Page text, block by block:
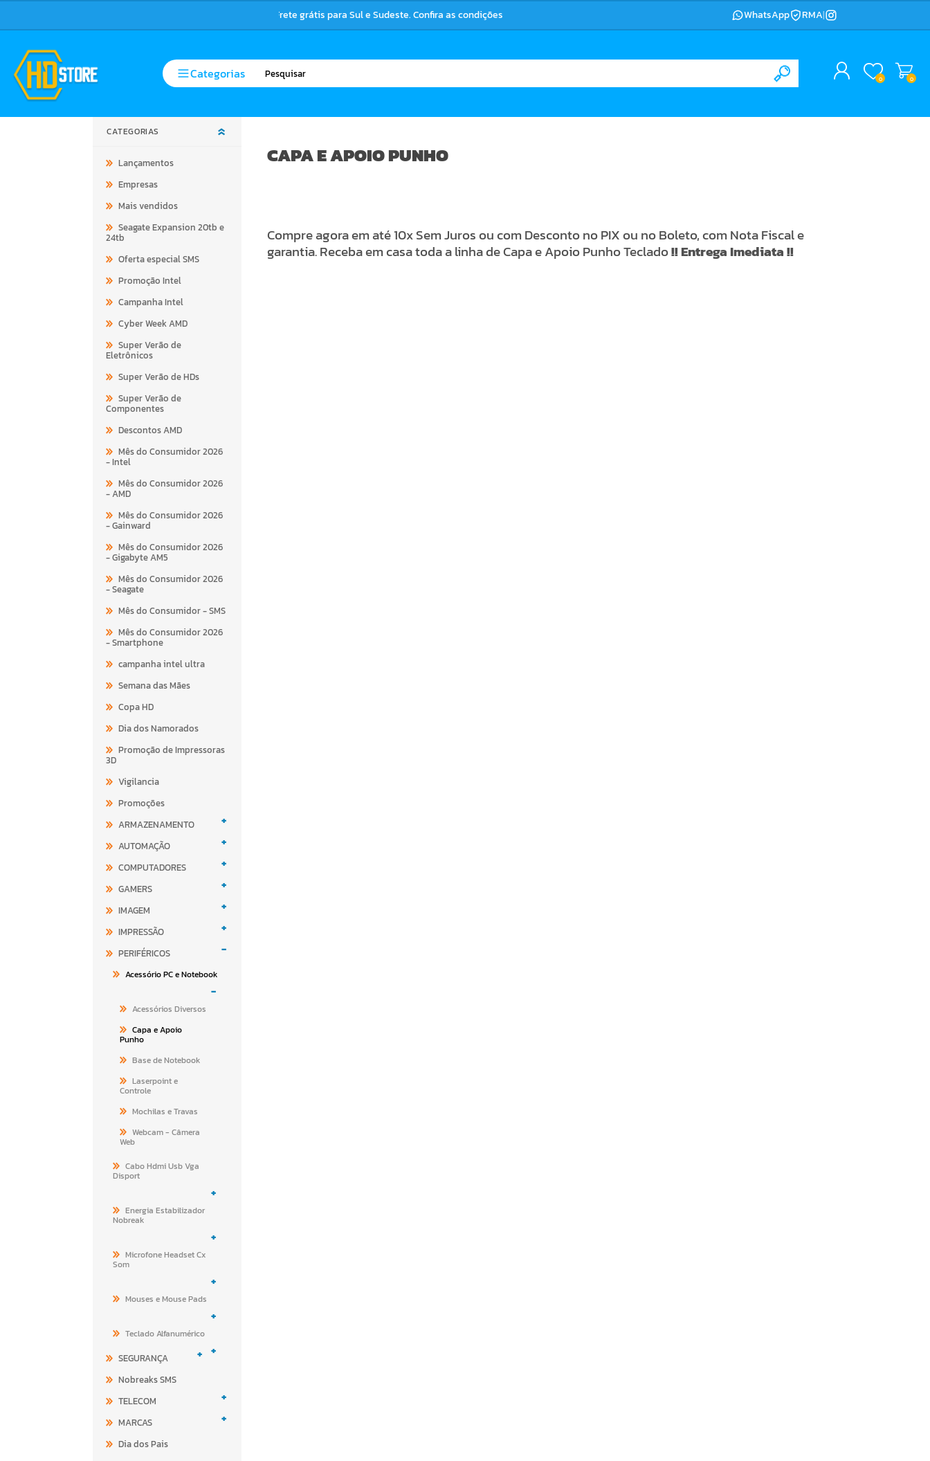
Frete grátis para Sul e Sudeste. Confira as condições WhatsApp RMA|
Categorias 0 0
CATEGORIAS
Lançamentos
Empresas
Mais vendidos
Seagate Expansion 20tb e
24tb
Oferta especial SMS
Promoção Intel
Campanha Intel
Cyber Week AMD
Super Verão de
Eletrônicos
Super Verão de HDs
Super Verão de
Componentes
Descontos AMD
Mês do Consumidor 2026
- Intel
Mês do Consumidor 2026
- AMD
Mês do Consumidor 2026
- Gainward
Mês do Consumidor 2026
- Gigabyte AM5
Mês do Consumidor 2026
- Seagate
Mês do Consumidor - SMS
Mês do Consumidor 2026
- Smartphone
campanha intel ultra
Semana das Mães
Copa HD
Dia dos Namorados
Promoção de Impressoras
3D
Vigilancia
Promoções
ARMAZENAMENTO
+
AUTOMAÇÃO +
COMPUTADORES +
GAMERS +
IMAGEM +
IMPRESSÃO +
PERIFÉRICOS -
Acessório PC e Notebook
-
Acessórios Diversos
Capa e Apoio
Punho
Base de Notebook
Laserpoint e
Controle
Mochilas e Travas
Webcam - Câmera
Web
Cabo Hdmi Usb Vga
Disport
+
Energia Estabilizador
Nobreak
+
Microfone Headset Cx
Som
+
Mouses e Mouse Pads
+
Teclado Alfanumérico
+
SEGURANÇA +
Nobreaks SMS
TELECOM
+
MARCAS +
Dia dos Pais
CAPA E APOIO PUNHO
Compre agora em até 10x Sem Juros ou com Desconto no PIX ou no Boleto, com Nota Fiscal e
garantia. Receba em casa toda a linha de Capa e Apoio Punho Teclado!! Entrega Imediata !!